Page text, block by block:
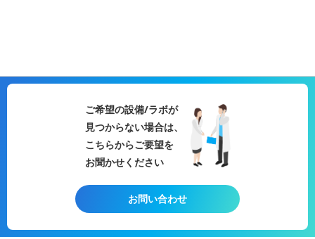
ご希望の設備/ラボが
見つからない場合は、
こちらからご要望を
お聞かせください
お問い合わせ